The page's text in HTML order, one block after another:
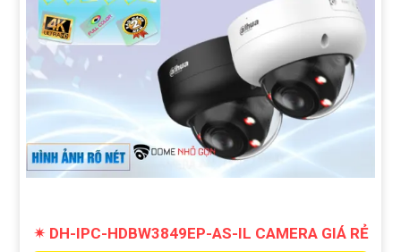
✴ DH-IPC-HDBW3849EP-AS-IL CAMERA GIÁ RẺ